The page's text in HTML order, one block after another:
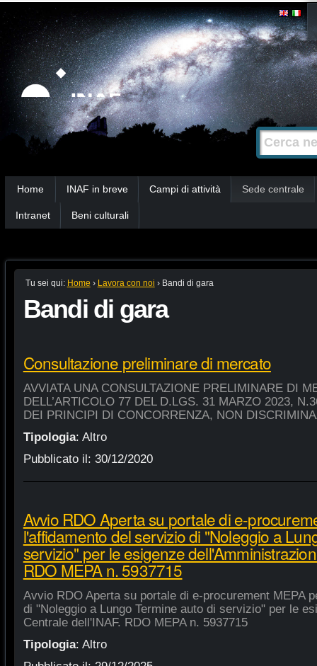
Strumenti
personali
Salta
contenuti.
|
Salta
alla
navigazione
Cerca nel
Ricerca
avanzata…
Home INAF in breve Campi di attività Sede centrale
Intranet Beni culturali
Tu sei qui: Home › Lavora con noi › Bandi di gara
Bandi di gara
Consultazione preliminare di mercato
AVVIATA UNA CONSULTAZIONE PRELIMINARE DI
DELL’ARTICOLO 77 DEL D.LGS. 31 MARZO 2023,
DEI PRINCIPI DI CONCORRENZA, NON
Tipologia: Altro
Pubblicato il: 30/12/2020
Avvio RDO Aperta su portale di e-
l'affidamento del servizio di "Noleggio a
servizio" per le esigenze
RDO MEPA n. 5937715
Avvio RDO Aperta su portale di e-procurement MEPA
di "Noleggio a Lungo Termine auto di servizio" per le
Centrale dell'INAF. RDO MEPA n. 5937715
Tipologia: Altro